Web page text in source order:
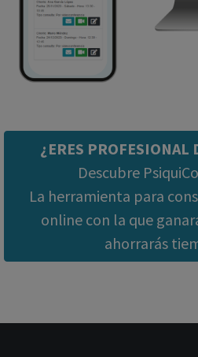
¿ERES PROFESIONAL
Descubre
La herramienta para
online con la que
ahorrarás